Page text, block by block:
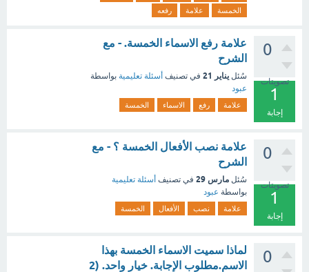
الخمسة
علامة رفعه
0
تصويتات
1
إجابة
علامة رفع الاسماء الخمسة. - مع
الشرح
سُئل يناير 21 في تصنيف أسئلة تعليمية بواسطة
عبود
علامة رفع الاسماء الخمسة
0
تصويتات
1
إجابة
علامة نصب الأفعال الخمسة ؟ - مع
الشرح
سُئل مارس 29 في تصنيف أسئلة تعليمية
بواسطة عبود
علامة نصب الأفعال الخمسة
0
لماذا سميت الاسماء الخمسة بهذا
الاسم.مطلوب الإجابة. خيار واحد. (2